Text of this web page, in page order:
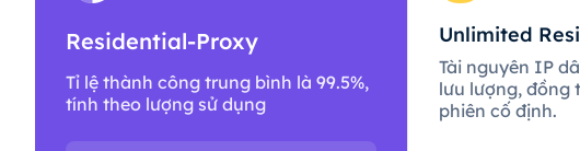
Residential-Proxy
Tỉ lệ thành công trung bình là 99.5%,
tính theo lượng sử dụng
Unlimited
Tài nguyên IP
lưu lượng, đồng
phiên cố định.